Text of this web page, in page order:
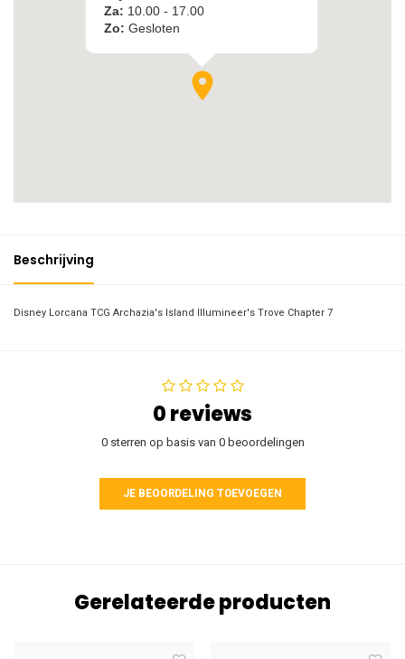
Beschrijving
Disney Lorcana TCG Archazia's Island Illumineer's Trove Chapter 7
0 reviews
0 sterren op basis van 0 beoordelingen
JE BEOORDELING TOEVOEGEN
Gerelateerde producten